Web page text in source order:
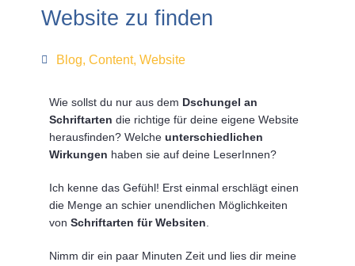
Website zu finden
Blog,Content,Website
Wie sollst du nur aus dem Dschungel an
Schriftarten die richtige für deine eigene Website
herausfinden? Welcheunterschiedlichen
Wirkungen haben sie auf deine LeserInnen?
Ich kenne das Gefühl! Erst einmal erschlägt einen
die Menge an schier unendlichen Möglichkeiten
vonSchriftarten für Websiten.
Nimm dir ein paar Minuten Zeit und lies dir meine